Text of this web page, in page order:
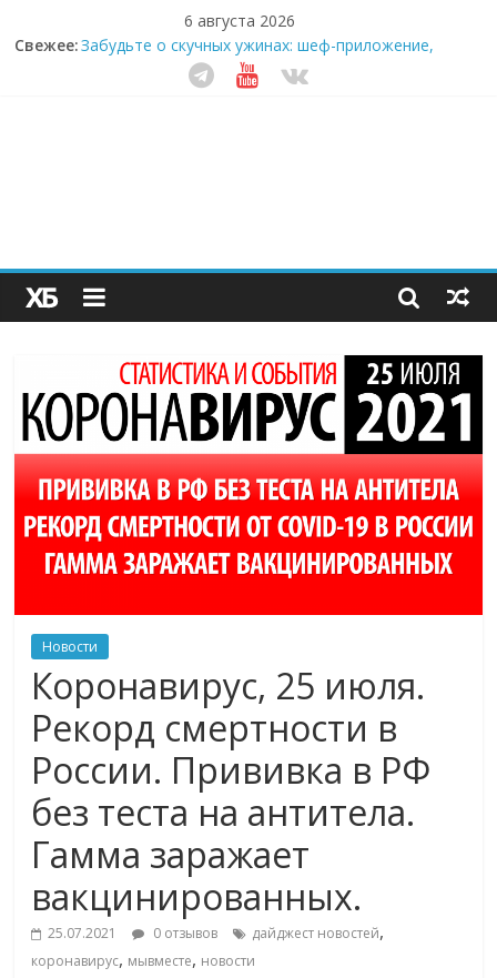
6 августа 2026
Свежее:Забудьте о скучных ужинах: шеф-приложение,
которое видит вашу еду насквозь
Небо зовёт: как бизнес на полётах дронов и
Секрет супергидратации: почему кокосовая вода с
пребиотиками становится главным трендом
здорового питания
Новости
Коронавирус, 25 июля.
Рекорд смертности в
России. Прививка в РФ
без теста на антитела.
Гамма заражает
вакцинированных.
25.07.2021 0 отзывов дайджест новостей,
коронавирус, мывместе, новости